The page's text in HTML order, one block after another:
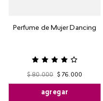
Perfume de Mujer Dancing
$ 80.000 $ 76.000
agregar